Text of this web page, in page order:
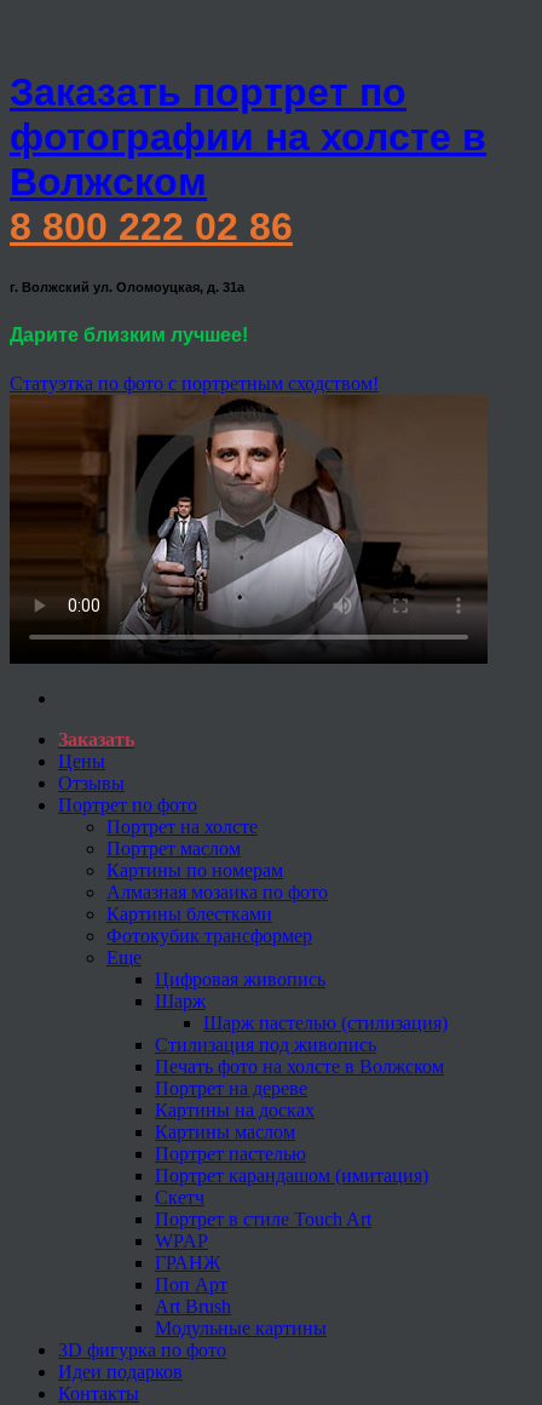
Заказать портрет по
фотографии на холсте в
Волжском
8 800 222 02 86
г. Волжский ул. Оломоуцкая, д. 31а
Дарите близким лучшее!
Статуэтка по фото с портретным сходством!
Заказать
Цены
Отзывы
Портрет по фото
Портрет на холсте
Портрет маслом
Картины по номерам
Алмазная мозаика по фото
Картины блестками
Фотокубик трансформер
Еще
Цифровая живопись
Шарж
Шарж пастелью (стилизация)
Стилизация под живопись
Печать фото на холсте в Волжском
Портрет на дереве
Картины на досках
Картины маслом
Портрет пастелью
Портрет карандашом (имитация)
Скетч
Портрет в стиле Touch Art
WPAP
ГРАНЖ
Поп Арт
Art Brush
Модульные картины
3D фигурка по фото
Идеи подарков
Контакты